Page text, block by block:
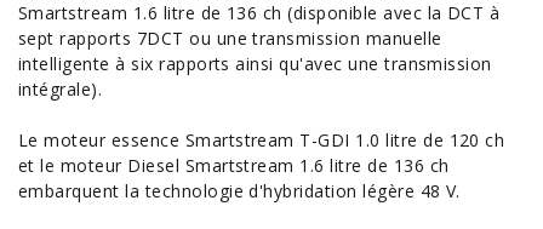
Smartstream 1.6 litre de 136 ch (disponible avec la DCT à
sept rapports 7DCT ou une transmission manuelle
intelligente à six rapports ainsi qu'avec une transmission
intégrale).
Le moteur essence Smartstream T-GDI 1.0 litre de 120 ch
et le moteur Diesel Smartstream 1.6 litre de 136 ch
embarquent la technologie d'hybridation légère 48 V.